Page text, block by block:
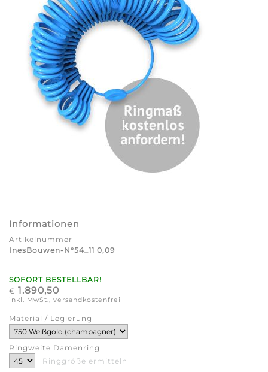
Informationen
Artikelnummer
InesBouwen-N°54_11 0,09
SOFORT BESTELLBAR!
€ 1.890,50
inkl. MwSt., versandkostenfrei
Material / Legierung
Ringweite Damenring
Ringgröße ermitteln